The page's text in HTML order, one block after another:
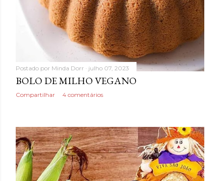
Postado por Minda Dorr julho 07, 2023
BOLO DE MILHO VEGANO
Compartilhar 4 comentários